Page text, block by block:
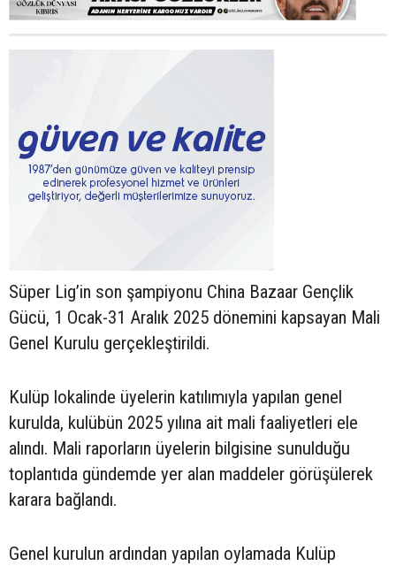
Süper Lig’in son şampiyonu China Bazaar Gençlik
Gücü, 1 Ocak-31 Aralık 2025 dönemini kapsayan Mali
Genel Kurulu gerçekleştirildi.
Kulüp lokalinde üyelerin katılımıyla yapılan genel
kurulda, kulübün 2025 yılına ait mali faaliyetleri ele
alındı. Mali raporların üyelerin bilgisine sunulduğu
toplantıda gündemde yer alan maddeler görüşülerek
karara bağlandı.
Genel kurulun ardından yapılan oylamada Kulüp